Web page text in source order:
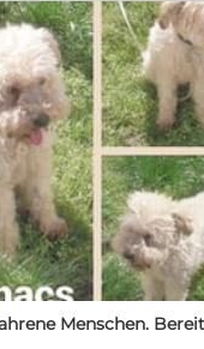
das hat sich
Nähe seiner ihm
Mit seinen
Natürlich wird
wieder
neue
wird neu sein für
er das zu Tage
ganz toller, lieber
erfahrenen
direkt zu Ihnen nach
mit einem EU
Papieren. Jetzt muss
und ihm eine
Telefon: 040-